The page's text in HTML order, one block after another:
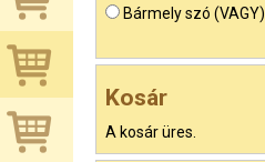
Bármely szó (VAGY)
Kosár
A kosár üres.